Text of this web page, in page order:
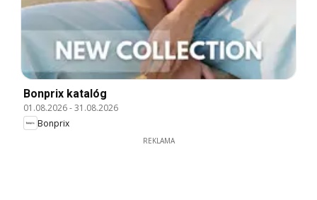
Bonprix katalóg
01.08.2026-31.08.2026
Bonprix
REKLAMA